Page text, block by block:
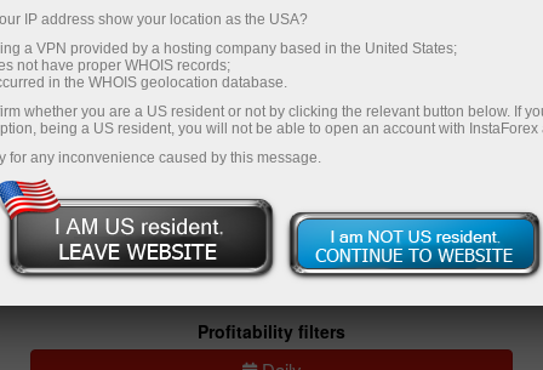
ڈیمو اکاؤنٹ کھولیں
accounts
Portfolios
All accounts (lite) All accounts (full)
Profitability filters
IP address show your location as the USA?
a VPN provided by a hosting company based in the United States;
not have proper WHOIS records;
in the WHOIS geolocation database.
whether you are a US resident or not by clicking the relevant button below. If
being a US resident, you will not be able to open an account with InstaForex
for any inconvenience caused by this message.